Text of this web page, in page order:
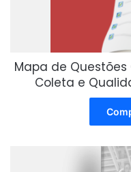
Mapa de Questões
Coleta e